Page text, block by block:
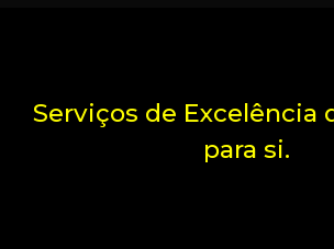
Serviços de Excelência
para si.